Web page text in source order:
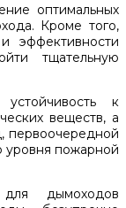
оптимальных
Кроме того,
эффективности
тщательную
к
веществ, а
первоочередной
уровня пожарной
дымоходов